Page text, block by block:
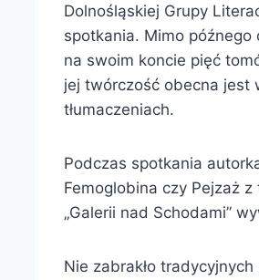
Dolnośląskiej Grupy
spotkania. Mimo późnego
na swoim koncie pięć
jej twórczość obecna jest
tłumaczeniach.
Podczas spotkania
Femoglobina czy Pejzaż
„Galerii nad Schodami”
Nie zabrakło